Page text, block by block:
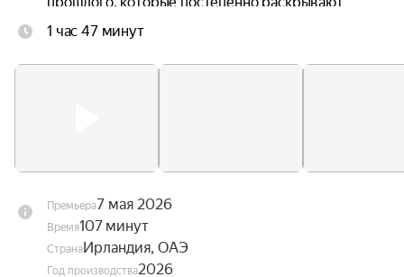
зловещую природу этого уединённого уголка.
1 час 47 минут
Премьера7 мая 2026
Время107 минут
СтранаИрландия, ОАЭ
Год производства2026